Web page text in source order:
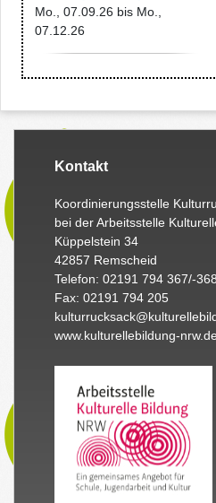
Mo., 07.09.26 bis Mo.,
07.12.26
Kontakt
Koordinierungsstelle
bei der Arbeitsstelle
Küppelstein 34
42857 Remscheid
Telefon: 02191 794 367/-368
Fax: 02191 794 205
www.kulturellebildung-nrw.de